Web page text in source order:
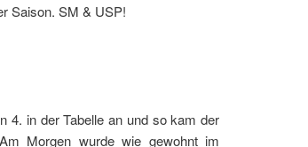
Saison. SM & USP!
4. in der Tabelle an und so kam der
Morgen wurde wie gewohnt im